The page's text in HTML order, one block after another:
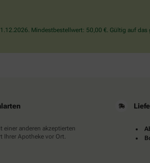
LKW.
Mindestbestellwert: 50,00 €. Gültig auf
einer anderen akzeptierten
Ihrer Apotheke vor Ort.